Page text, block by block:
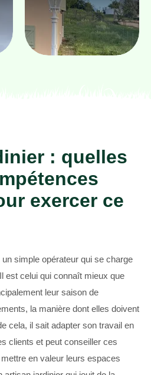
: quelles
exercer ce
un simple opérateur qui se charge
est celui qui connaît mieux que
leur saison de
la manière dont elles doivent
cela, il sait adapter son travail en
clients et peut conseiller ces
en valeur leurs espaces